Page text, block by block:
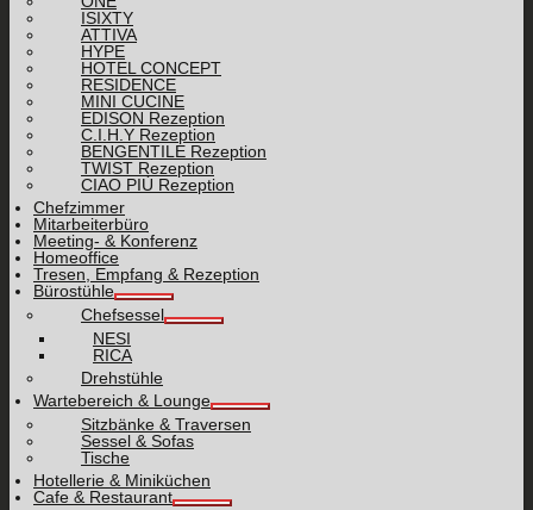
ISIXTY
ATTIVA
HYPE
HOTEL CONCEPT
RESIDENCE
MINI CUCINE
EDISON Rezeption
C.I.H.Y Rezeption
BENGENTILE Rezeption
TWIST Rezeption
CIAO PIÙ Rezeption
Chefzimmer
Mitarbeiterbüro
Meeting- & Konferenz
Homeoffice
Tresen, Empfang & Rezeption
Bürostühle
Chefsessel
NESI
RICA
Drehstühle
Wartebereich & Lounge
Sitzbänke & Traversen
Sessel & Sofas
Tische
Hotellerie & Miniküchen
Cafe & Restaurant